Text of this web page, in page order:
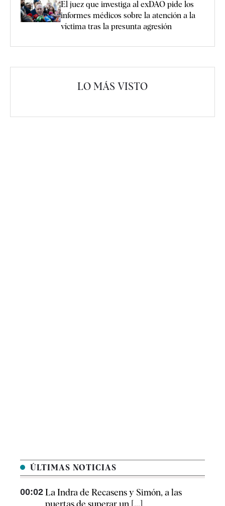
El juez que investiga al exDAO pide los
informes médicos sobre la atención a la
víctima tras la presunta agresión
LO MÁS VISTO
ÚLTIMAS NOTICIAS
00:02 La Indra de Recasens y Simón, a las